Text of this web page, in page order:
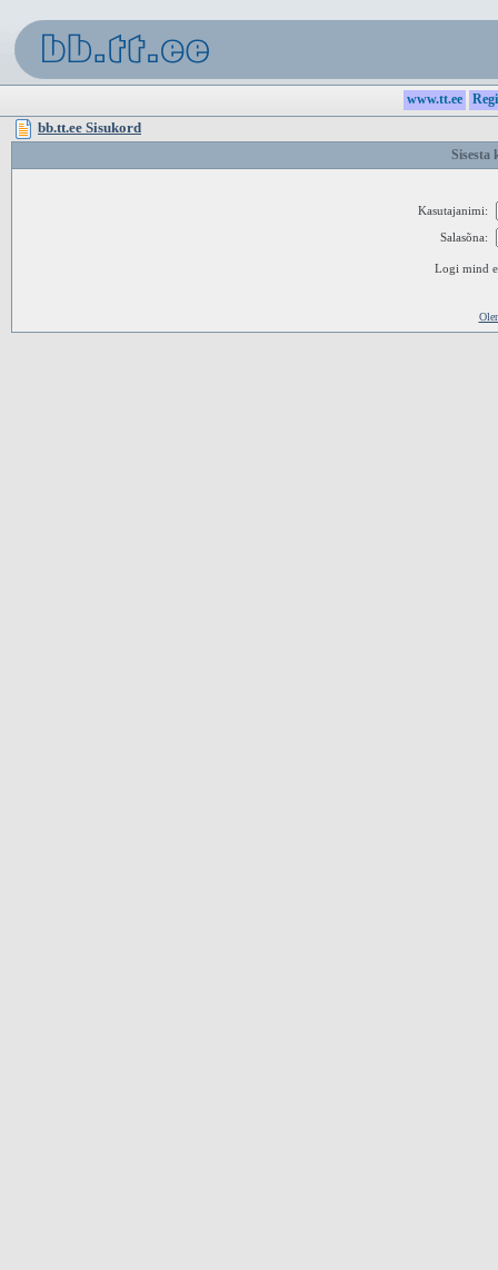
www.tt.ee
bb.tt.ee Sisukord
Sisesta
Kasutajanimi:
Salasõna:
Logi mind